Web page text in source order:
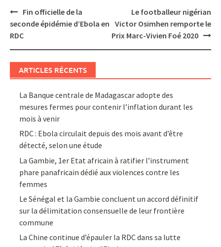
Post
navigation
Fin officielle de la
seconde épidémie d’Ebola en
RDC
Le footballeur nigérian
Victor Osimhen remporte le
Prix Marc-Vivien Foé 2020
ARTICLES RÉCENTS
La Banque centrale de Madagascar adopte des
mesures fermes pour contenir l’inflation durant les
mois à venir
RDC : Ebola circulait depuis des mois avant d’être
détecté, selon une étude
La Gambie, 1er Etat africain à ratifier l’instrument
phare panafricain dédié aux violences contre les
femmes
Le Sénégal et la Gambie concluent un accord définitif
sur la délimitation consensuelle de leur frontière
commune
La Chine continue d’épauler la RDC dans sa lutte